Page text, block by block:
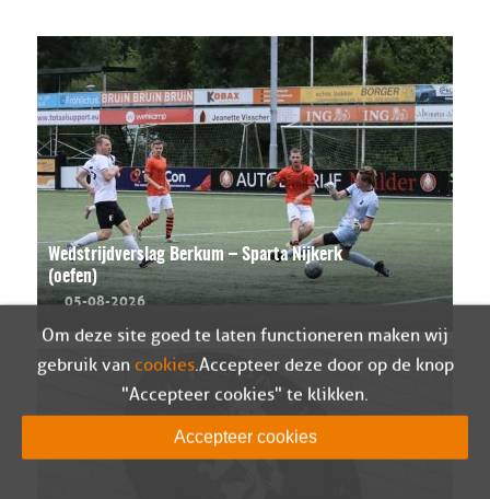
Wedstrijdverslag Berkum – Sparta Nijkerk
(oefen)
05-08-2026
Om deze site goed te laten functioneren maken wij
gebruik van cookies. Accepteer deze door op de knop
"Accepteer cookies" te klikken.
Accepteer cookies